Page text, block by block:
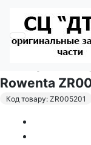
Головна
Rowenta
Код товару: ZR005201